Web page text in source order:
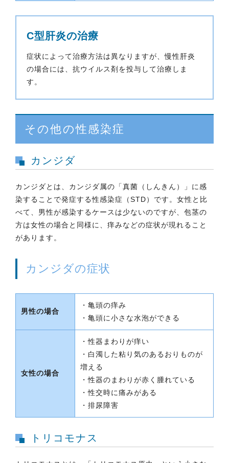
C型肝炎の治療
症状によって治療方法は異なりますが、慢性肝炎
の場合には、抗ウイルス剤を投与して治療しま
す。
その他の性感染症
カンジダ
カンジダとは、カンジダ属の「真菌（しんきん）」に感
染することで発症する性感染症（STD）です。女性と比
べて、男性が感染するケースは少ないのですが、包茎の
方は女性の場合と同様に、痒みなどの症状が現れること
があります。
カンジダの症状
男性の場合
・亀頭の痒み
・亀頭に小さな水泡ができる
女性の場合
・性器まわりが痒い
・白濁した粘り気のあるおりものが
増える
・性器のまわりが赤く腫れている
・性交時に痛みがある
・排尿障害
トリコモナス